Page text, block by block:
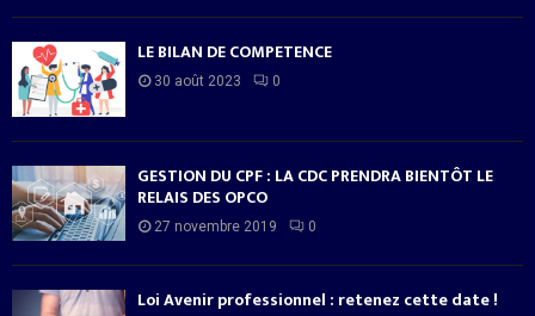
LE BILAN DE COMPETENCE
30 août 2023 0
GESTION DU CPF : LA CDC PRENDRA BIENTÔT LE
RELAIS DES OPCO
27 novembre 2019 0
Loi Avenir professionnel : retenez cette date !